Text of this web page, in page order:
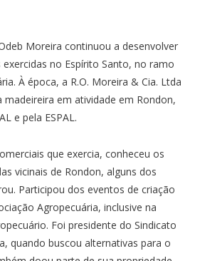
Moreira continuou a desenvolver
no Espírito Santo, no ramo
À época, a R.O. Moreira & Cia. Ltda
madeireira em atividade em Rondon,
e pela ESPAL.
que exercia, conheceu os
vicinais de Rondon, alguns dos
Participou dos eventos de criação
Agropecuária, inclusive na
Foi presidente do Sindicato
quando buscou alternativas para o